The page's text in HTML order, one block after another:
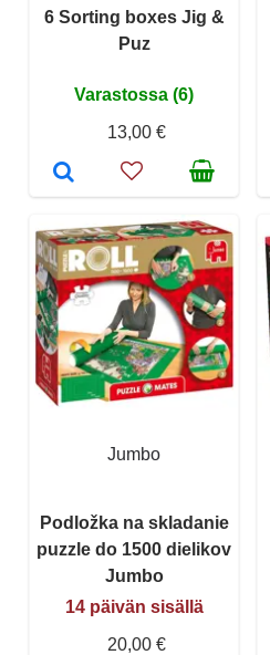
6 Sorting boxes Jig &
Puz
Varastossa (6)
13,00 €
Jumbo
Podložka na skladanie
puzzle do 1500 dielikov
Jumbo
14 päivän sisällä
20,00 €